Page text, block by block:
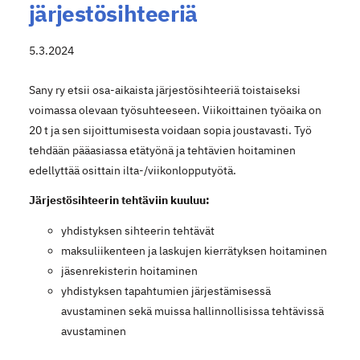
järjestösihteeriä
5.3.2024
Sany ry etsii osa-aikaista järjestösihteeriä toistaiseksi
voimassa olevaan työsuhteeseen. Viikoittainen työaika on
20 t ja sen sijoittumisesta voidaan sopia joustavasti. Työ
tehdään pääasiassa etätyönä ja tehtävien hoitaminen
edellyttää osittain ilta-/viikonlopputyötä.
Järjestösihteerin tehtäviin kuuluu:
yhdistyksen sihteerin tehtävät
maksuliikenteen ja laskujen kierrätyksen hoitaminen
jäsenrekisterin hoitaminen
yhdistyksen tapahtumien järjestämisessä
avustaminen sekä muissa hallinnollisissa tehtävissä
avustaminen